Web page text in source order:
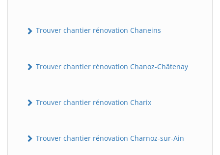
Trouver chantier rénovation Chaneins
Trouver chantier rénovation Chanoz-Châtenay
Trouver chantier rénovation Charix
Trouver chantier rénovation Charnoz-sur-Ain